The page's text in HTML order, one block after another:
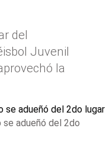
del
Juvenil
la
adueñó del 2do